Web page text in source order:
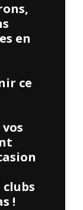
en
ce
!